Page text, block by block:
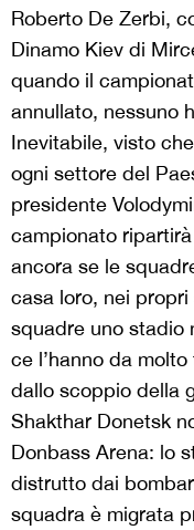
Roberto De Zerbi,
Dinamo Kiev di
quando il
annullato, nessuno
Inevitabile, visto
ogni settore del
presidente
campionato
ancora se le
casa loro, nei
squadre uno stadio
ce l’hanno da
dallo scoppio della
Shakthar Donetsk
Donbass Arena: lo
distrutto dai
squadra è migrata